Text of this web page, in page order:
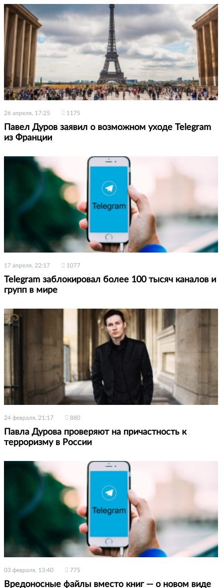
26 апреля, 17:25 1175
Павел Дуров заявил о возможном уходе Telegram
из Франции
17 апреля, 22:17 1077
Telegram заблокировал более 100 тысяч каналов и
групп в мире
24 февраля, 21:17 880
Павла Дурова проверяют на причастность к
терроризму в России
03 февраля, 13:40 775
Вредоносные файлы вместо книг — о новом виде